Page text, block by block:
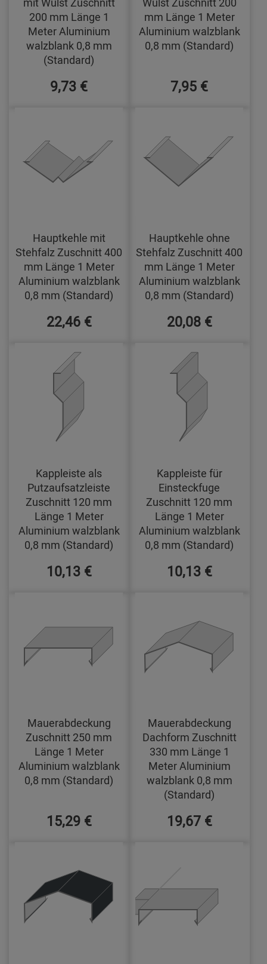
200 mm Länge 1
Meter Aluminium
walzblank 0,8 mm
(Standard)
9,73 €
mm Länge 1 Meter
Aluminium walzblank
0,8 mm (Standard)
7,95 €
Hauptkehle mit
Stehfalz Zuschnitt 400
mm Länge 1 Meter
Aluminium walzblank
0,8 mm (Standard)
22,46 €
Hauptkehle ohne
Stehfalz Zuschnitt 400
mm Länge 1 Meter
Aluminium walzblank
0,8 mm (Standard)
20,08 €
Kappleiste als
Putzaufsatzleiste
Zuschnitt 120 mm
Länge 1 Meter
Aluminium walzblank
0,8 mm (Standard)
10,13 €
Kappleiste für
Einsteckfuge
Zuschnitt 120 mm
Länge 1 Meter
Aluminium walzblank
0,8 mm (Standard)
10,13 €
Mauerabdeckung
Zuschnitt 250 mm
Länge 1 Meter
Aluminium walzblank
0,8 mm (Standard)
15,29 €
Mauerabdeckung
Dachform Zuschnitt
330 mm Länge 1
Meter Aluminium
walzblank 0,8 mm
(Standard)
19,67 €